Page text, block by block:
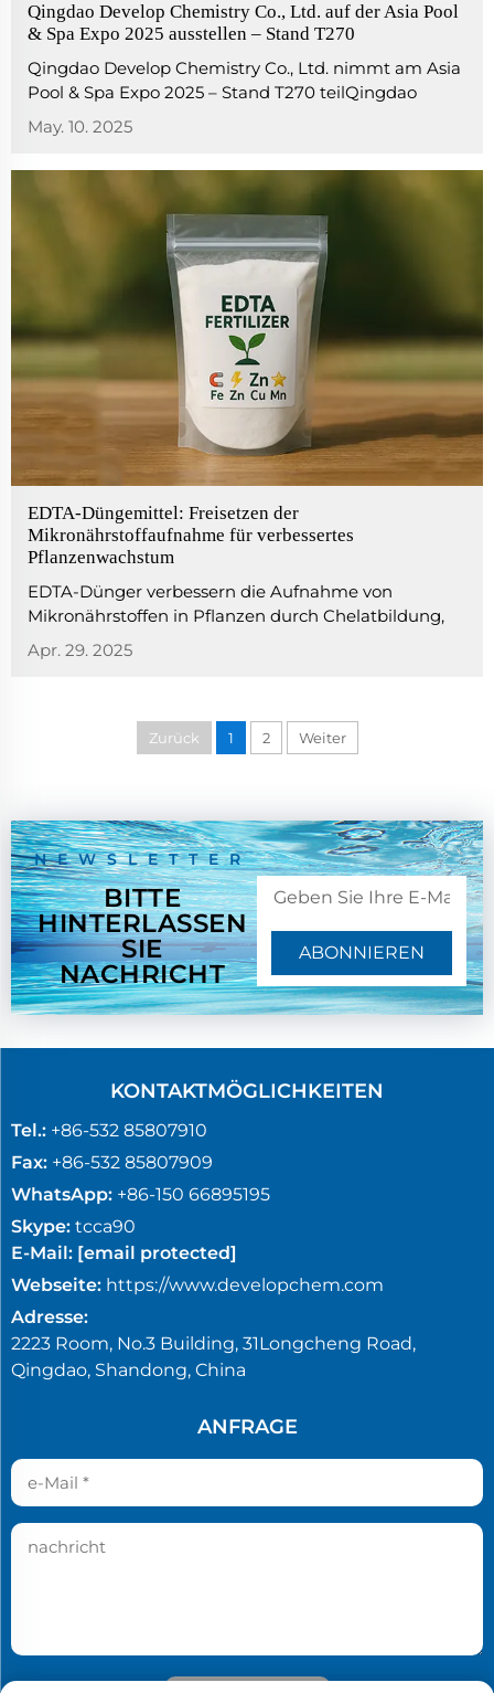
Qingdao Develop Chemistry Co., Ltd. auf der Asia Pool
& Spa Expo 2025 ausstellen – Stand T270
Qingdao Develop Chemistry Co., Ltd. nimmt am Asia
Pool & Spa Expo 2025 – Stand T270 teilQingdao
Develop Chemistry Co., Ltd. freut sich, Ihnen unsere
Teilnahme an der Asia Pool & Spa Expo 2025
bekanntzugeben, die vom 10. bis 12. Mai stattfindet ...
May. 10. 2025
EDTA-Düngemittel: Freisetzen der
Mikronährstoffaufnahme für verbessertes
Pflanzenwachstum
EDTA-Dünger verbessern die Aufnahme von
Mikronährstoffen in Pflanzen durch Chelatbildung,
fördern ein gesünderes Wachstum und höhere
Erträge durch effiziente Nährstoffaufnahme.
Apr. 29. 2025
Zurück 1 2 Weiter
NEWSLETTER
BITTE
HINTERLASSEN
SIE
NACHRICHT
ABONNIEREN
KONTAKTMÖGLICHKEITEN
Tel.: +86-532 85807910
Fax: +86-532 85807909
WhatsApp: +86-150 66895195
Skype: tcca90
E-Mail: [email protected]
Webseite: https://www.developchem.com
Adresse:
2223 Room, No.3 Building, 31Longcheng Road,
Qingdao, Shandong, China
ANFRAGE